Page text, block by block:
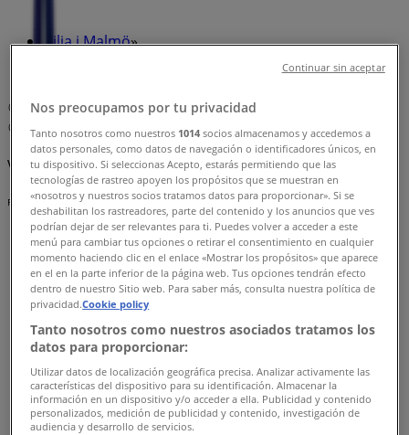
Bilia i Malmö»
Karta
0771-400 000
Karta
0771-400 000
Vi är på väg att publicera erbjudanden från Bilia
Reklam
Nos preocupamos por tu privacidad
Tanto nosotros como nuestros 1014 socios almacenamos y accedemos a
datos personales, como datos de navegación o identificadores únicos, en
tu dispositivo. Si seleccionas Acepto, estarás permitiendo que las
tecnologías de rastreo apoyen los propósitos que se muestran en
«nosotros y nuestros socios tratamos datos para proporcionar». Si se
deshabilitan los rastreadores, parte del contenido y los anuncios que ves
podrían dejar de ser relevantes para ti. Puedes volver a acceder a este
menú para cambiar tus opciones o retirar el consentimiento en cualquier
momento haciendo clic en el enlace «Mostrar los propósitos» que aparece
en el en la parte inferior de la página web. Tus opciones tendrán efecto
dentro de nuestro Sitio web. Para saber más, consulta nuestra política de
privacidad.Cookie policy
Tanto nosotros como nuestros asociados tratamos los
datos para proporcionar:
Utilizar datos de localización geográfica precisa. Analizar activamente las
características del dispositivo para su identificación. Almacenar la
información en un dispositivo y/o acceder a ella. Publicidad y contenido
personalizados, medición de publicidad y contenido, investigación de
audiencia y desarrollo de servicios.
Continuar sin aceptar